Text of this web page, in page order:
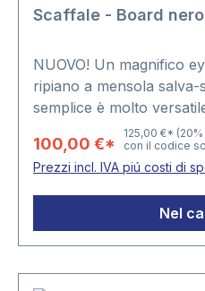
Scaffale - Board
NUOVO! Un magnifico
ripiano a mensola
semplice è molto
in soggiorno, camera da
offre su 5 piani spazio
collezione e molto altro.
una parete posteriore
avvitati i 5 ripiani. -
opaco. - 5 ripiani,
Dimensioni della parete
100,00 €*
125,00 €*
con il codice
Prezzi incl. IVA piú costi di
Nel